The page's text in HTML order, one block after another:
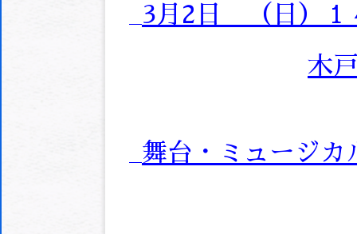
3月2日 （日）１
木
舞台・ミュージカ